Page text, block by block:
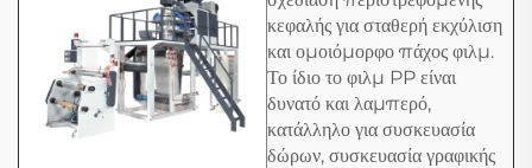
κεφαλής για σταθερή εκχύλιση
και ομοιόμορφο πάχος φιλμ.
Το ίδιο το φιλμ PP είναι
δυνατό και λαμπερό,
κατάλληλο για συσκευασία
δώρων, συσκευασία γραφικής